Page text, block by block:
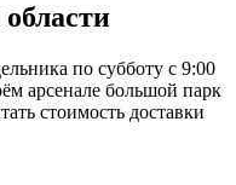
по субботу с 9:00
арсенале большой парк
стоимость доставки